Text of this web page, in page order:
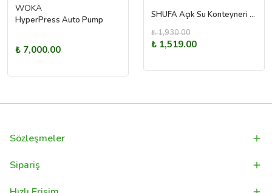
WOKA
HyperPress Auto Pump
₺ 7,000.00
SHUFA Açık Su Konteyneri Piknik Kamp Içme Kova Depolama Taşıyıcı 20L
₺ 1,930.00
₺ 1,519.00
Sözleşmeler
Sipariş